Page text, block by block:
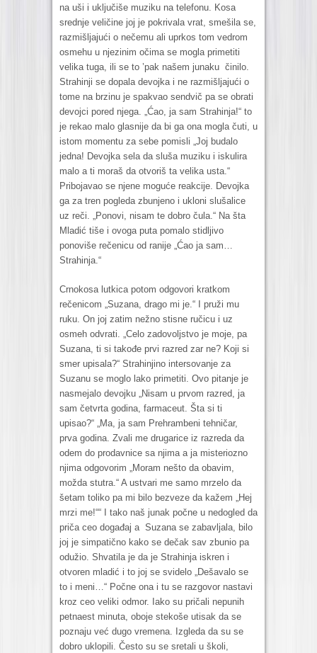
na uši i uključiše muziku na telefonu. Kosa
srednje veličine joj je pokrivala vrat, smešila se,
razmišljajući o nečemu ali uprkos tom vedrom
osmehu u njezinim očima se mogla primetiti
velika tuga, ili se to ’pak našem junaku činilo.
Strahinji se dopala devojka i ne razmišljajući o
tome na brzinu je spakvao sendvič pa se obrati
devojci pored njega. „Ćao, ja sam Strahinja!“ to
je rekao malo glasnije da bi ga ona mogla čuti, u
istom momentu za sebe pomisli „Joj budalo
jedna! Devojka sela da sluša muziku i iskulira
malo a ti moraš da otvoriš ta velika usta.“
Pribojavao se njene moguće reakcije. Devojka
ga za tren pogleda zbunjeno i ukloni slušalice
uz reči. „Ponovi, nisam te dobro čula.“ Na šta
Mladić tiše i ovoga puta pomalo stidljivo
ponoviše rečenicu od ranije „Ćao ja sam…
Strahinja.“
Crnokosa lutkica potom odgovori kratkom
rečenicom „Suzana, drago mi je.“ I pruži mu
ruku. On joj zatim nežno stisne ručicu i uz
osmeh odvrati. „Celo zadovoljstvo je moje, pa
Suzana, ti si takođe prvi razred zar ne? Koji si
smer upisala?“ Strahinjino intersovanje za
Suzanu se moglo lako primetiti. Ovo pitanje je
nasmejalo devojku „Nisam u prvom razred, ja
sam četvrta godina, farmaceut. Šta si ti
upisao?“ „Ma, ja sam Prehrambeni tehničar,
prva godina. Zvali me drugarice iz razreda da
odem do prodavnice sa njima a ja misteriozno
njima odgovorim „Moram nešto da obavim,
možda stutra.“ A ustvari me samo mrzelo da
šetam toliko pa mi bilo bezveze da kažem „Hej
mrzi me!““ I tako naš junak počne u nedogled da
priča ceo događaj a Suzana se zabavljala, bilo
joj je simpatično kako se dečak sav zbunio pa
odužio. Shvatila je da je Strahinja iskren i
otvoren mladić i to joj se svidelo „Dešavalo se
to i meni…“ Počne ona i tu se razgovor nastavi
kroz ceo veliki odmor. Iako su pričali nepunih
petnaest minuta, oboje stekoše utisak da se
poznaju već dugo vremena. Izgleda da su se
dobro uklopili. Često su se sretali u školi,